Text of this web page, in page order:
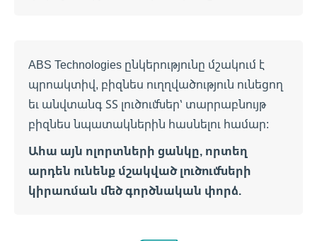
ABS Technologies ընկերությունը մշակում է
պրոակտիվ, բիզնես ուղղվածություն ունեցող
եւ անվտանգ ՏՏ լուծումներ՝ տարրաբնույթ
բիզնես նպատակներին հասնելու համար:
Ահա այն ոլորտների ցանկը, որտեղ
արդեն ունենք մշակված լուծումների
կիրառման մեծ գործնական փորձ.